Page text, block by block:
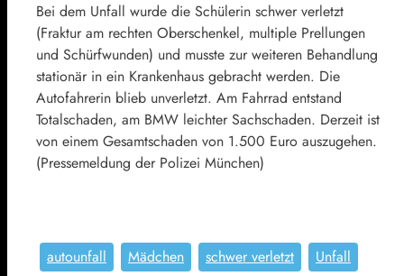
Bei dem Unfall wurde die Schülerin schwer verletzt
(Fraktur am rechten Oberschenkel, multiple Prellungen
und Schürfwunden) und musste zur weiteren Behandlung
stationär in ein Krankenhaus gebracht werden. Die
Autofahrerin blieb unverletzt. Am Fahrrad entstand
Totalschaden, am BMW leichter Sachschaden. Derzeit ist
von einem Gesamtschaden von 1.500 Euro auszugehen.
(Pressemeldung der Polizei München)
autounfall Mädchen schwer verletzt Unfall